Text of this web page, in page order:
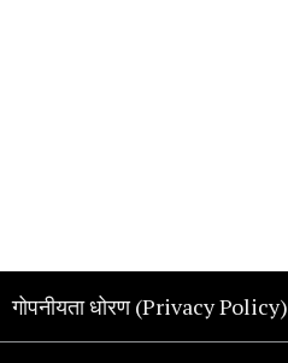
गोपनीयता धोरण (Privacy Policy)